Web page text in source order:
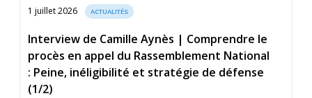
1 juillet 2026 ACTUALITÉS
Interview de Camille Aynès | Comprendre le
procès en appel du Rassemblement National
: Peine, inéligibilité et stratégie de défense
(1/2)